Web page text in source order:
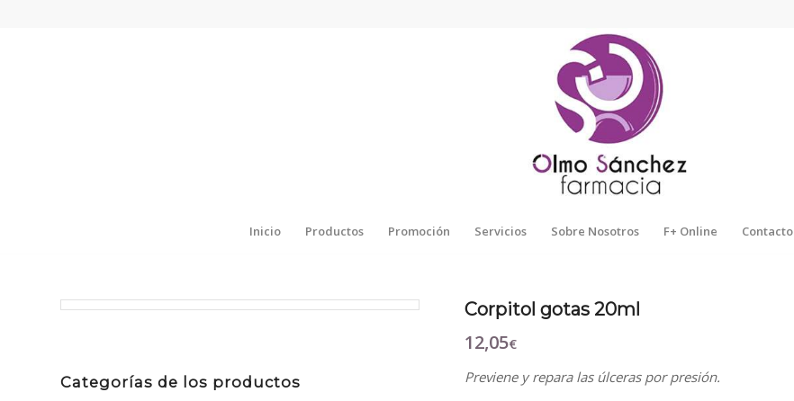
Inicio Productos Promoción Servicios Sobre Nosotros F+ Online Contacto
Categorías de los productos
Corpitol gotas 20ml
12,05€
Previene y repara las úlceras por presión.